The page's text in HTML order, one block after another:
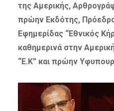
της Αμερικής,
πρώην Εκδότης,
Εφημερίδας “Εθνικός
καθημερινά στην
“Ε.Κ” και πρώην